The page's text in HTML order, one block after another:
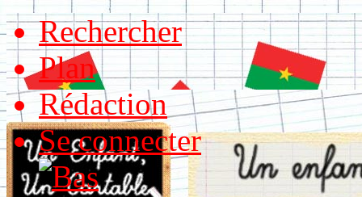
Rechercher
Plan
Rédaction
Se connecter